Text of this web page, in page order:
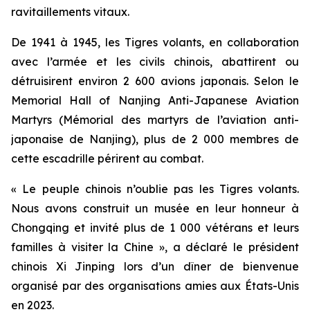
ravitaillements vitaux.
De 1941 à 1945, les Tigres volants, en collaboration
avec l’armée et les civils chinois, abattirent ou
détruisirent environ 2 600 avions japonais. Selon le
Memorial Hall of Nanjing Anti-Japanese Aviation
Martyrs (Mémorial des martyrs de l’aviation anti-
japonaise de Nanjing), plus de 2 000 membres de
cette escadrille périrent au combat.
« Le peuple chinois n’oublie pas les Tigres volants.
Nous avons construit un musée en leur honneur à
Chongqing et invité plus de 1 000 vétérans et leurs
familles à visiter la Chine », a déclaré le président
chinois Xi Jinping lors d’un dîner de bienvenue
organisé par des organisations amies aux États-Unis
en 2023.